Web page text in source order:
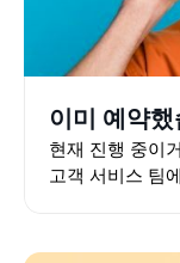
이미 예약
현재 진행 중이
고객 서비스 팀